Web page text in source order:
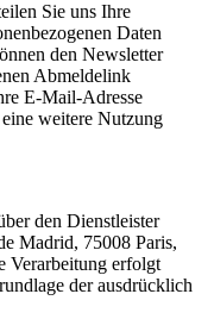
Sie uns Ihre
Daten
den Newsletter
Abmeldelink
E-Mail-Adresse
weitere Nutzung
den Dienstleister
Madrid, 75008 Paris,
Verarbeitung erfolgt
der ausdrücklich